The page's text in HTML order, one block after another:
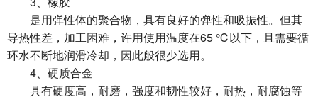
是用弹性体的聚合物，具有良好的弹性和吸振性。但其
导热性差，加工困难，许用使用温度在65 ℃以下，且需要循
环水不断地润滑冷却，因此般很少选用。
4、硬质合金
具有硬度高，耐磨，强度和韧性较好，耐热，耐腐蚀等